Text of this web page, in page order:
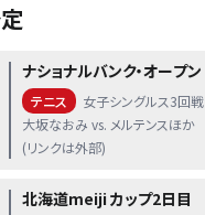
ナショナルバンク・オープン
テニス
女子シングルス3回戦
大坂なおみ vs. メルテンスほか
(リンクは外部)
北海道meiji カップ2日目